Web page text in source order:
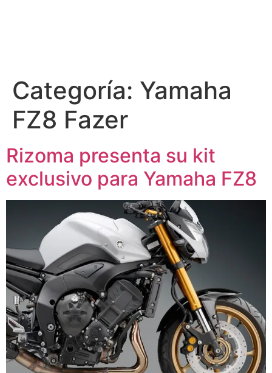
Categoría: Yamaha
FZ8 Fazer
Rizoma presenta su kit
exclusivo para Yamaha FZ8